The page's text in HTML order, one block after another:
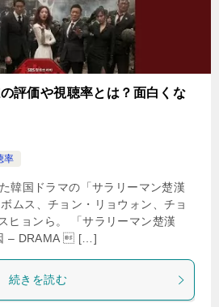
評価や視聴率とは？面白くな
率
韓国ドラマの「サラリーマン楚漢
ムス、チョン・リョウォン、チョ
ヒョンら。 「サラリーマン楚漢
– DRAMA  […]
続きを読む